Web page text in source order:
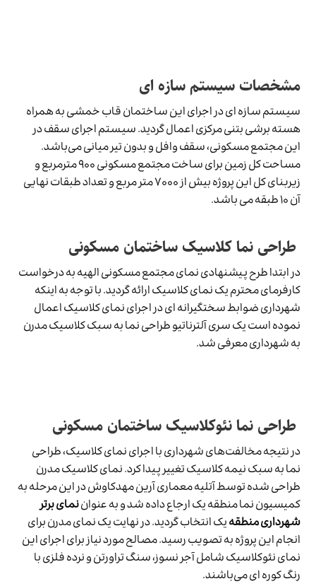
مشخصات سیستم سازه ای
سیستم سازه ای در اجرای این ساختمان قاب خمشی به همراه
هسته برشی بتنی مرکزی اعمال گردید. سیستم اجرای سقف در
این مجتمع مسکونی، سقف وافل و بدون تیر میانی می‌باشد.
مساحت کل زمین برای ساخت مجتمع مسکونی ۹۰۰ مترمربع و
زیربنای کل این پروژه بیش از ۷۰۰۰ متر مربع و تعداد طبقات نهایی
آن ۱۰ طبقه می باشد.
طراحی نما کلاسیک ساختمان مسکونی
در ابتدا طرح پیشنهادی نمای مجتمع مسکونی الهیه به درخواست
کارفرمای محترم یک نمای کلاسیک ارائه گردید. با توجه به اینکه
شهرداری ضوابط سختگیرانه ای در اجرای نمای کلاسیک اعمال
نموده است یک سری آلترناتیو طراحی نما به سبک کلاسیک مدرن
به شهرداری معرفی شد.
طراحی نما نئوکلاسیک ساختمان مسکونی
در نتیجه مخالفت‌های شهرداری با اجرای نمای کلاسیک، طراحی
نما به سبک نیمه کلاسیک تغییر پیدا کرد. نمای کلاسیک مدرن
طراحی شده توسط آتلیه معماری آرین مهدکاوش در این مرحله به
کمیسیون نما منطقه یک ارجاع داده شد و به عنواننمای برتر
شهرداری منطقهیک انتخاب گردید. در نهایت یک نمای مدرن برای
انجام این پروژه به تصویب رسید. مصالح مورد نیاز برای اجرای این
نمای نئوکلاسیک شامل آجر نسوز، سنگ تراورتن و نرده فلزی با
رنگ کوره ای می‌باشند.